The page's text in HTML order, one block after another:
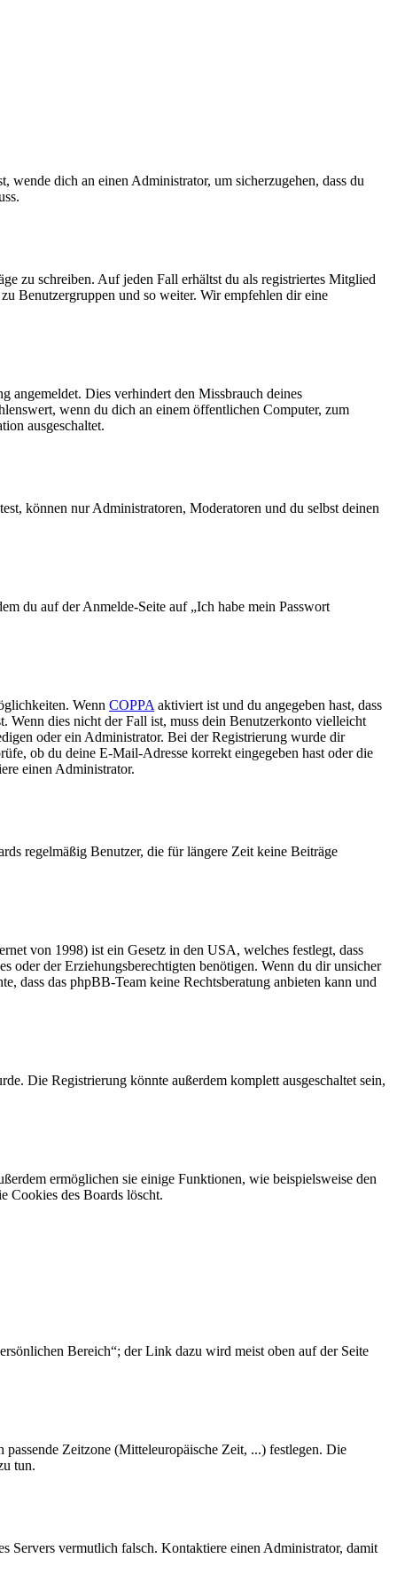
dich an einen Administrator, um sicherzugehen, dass du
zu schreiben. Auf jeden Fall erhältst du als registriertes Mitglied
Benutzergruppen und so weiter. Wir empfehlen dir eine
angemeldet. Dies verhindert den Missbrauch deines
wenn du dich an einem öffentlichen Computer, zum
ausgeschaltet.
können nur Administratoren, Moderatoren und du selbst deinen
du auf der Anmelde-Seite auf „Ich habe mein Passwort
Wenn COPPA aktiviert ist und du angegeben hast, dass
Wenn dies nicht der Fall ist, muss dein Benutzerkonto vielleicht
oder ein Administrator. Bei der Registrierung wurde dir
ob du deine E-Mail-Adresse korrekt eingegeben hast oder die
einen Administrator.
regelmäßig Benutzer, die für längere Zeit keine Beiträge
von 1998) ist ein Gesetz in den USA, welches festlegt, dass
oder der Erziehungsberechtigten benötigen. Wenn du dir unsicher
dass das phpBB-Team keine Rechtsberatung anbieten kann und
Die Registrierung könnte außerdem komplett ausgeschaltet sein,
ermöglichen sie einige Funktionen, wie beispielsweise den
Cookies des Boards löscht.
Bereich“; der Link dazu wird meist oben auf der Seite
Zeitzone (Mitteleuropäische Zeit, ...) festlegen. Die
tun.
Servers vermutlich falsch. Kontaktiere einen Administrator, damit